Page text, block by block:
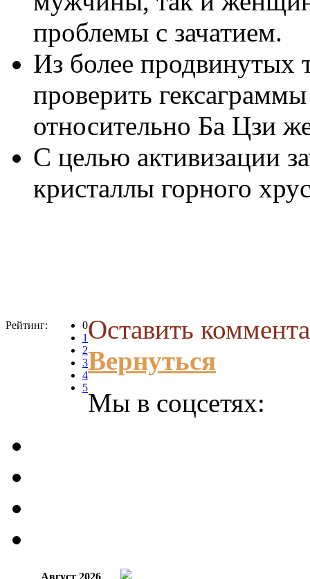
проблемы с зачатием.
Из более продвинутых
проверить
относительно Ба Цзи
С целью активизации
кристаллы горного
Рейтинг:
0
1
2
3
4
5
Оставить
Вернуться
Мы в соцсетях:
Август 2026